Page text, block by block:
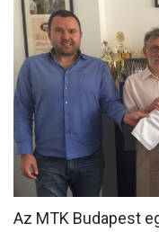
Az MTK Budapest